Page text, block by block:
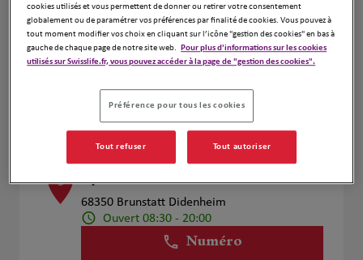
5 rue Victor SCHOELCHER
68200 MULHOUSE
Fermé actuellement
Ouvert sur rdv 18:00 - 20:00
Voir plus
3 Cyril EICHHOLTZER
68350 Brunstatt Didenheim
Ouvert 08:30 - 20:00
Numéro
cookies utilisés et vous permettent de donner ou retirer votre consentement
globalement ou de paramétrer vos préférences par finalité de cookies. Vous pouvez à
tout moment modifier vos choix en cliquant sur l’icône "gestion des cookies" en bas à
gauche de chaque page de notre site web. Pour plus d'informations sur les cookies
utilisés sur Swisslife.fr, vous pouvez accéder à la page de "gestion des cookies".
Préférence pour tous les cookies
Tout refuser Tout autoriser